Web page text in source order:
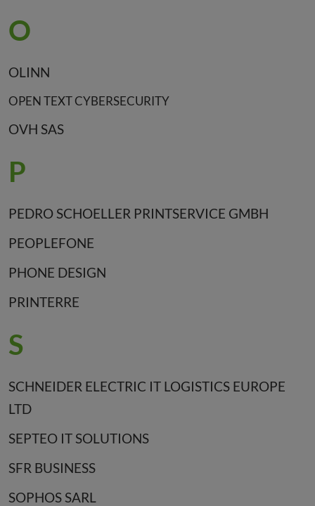
O
OLINN
OPEN TEXT CYBERSECURITY
OVH SAS
P
PEDRO SCHOELLER PRINTSERVICE GMBH
PEOPLEFONE
PHONE DESIGN
PRINTERRE
S
SCHNEIDER ELECTRIC IT LOGISTICS EUROPE
LTD
SEPTEO IT SOLUTIONS
SFR BUSINESS
SOPHOS SARL